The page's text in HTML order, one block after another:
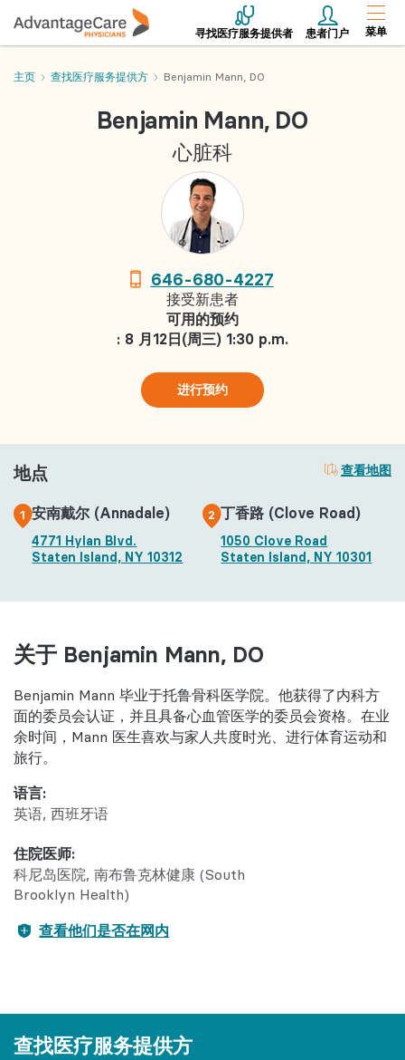
寻找医疗服务提供者 患者门户 菜单
主页 查找医疗服务提供方 Benjamin Mann, DO
Benjamin Mann, DO
心脏科
646-680-4227
接受新患者
可用的预约
: 8 月12日(周三) 1:30 p.m.
进行预约
地点 查看地图
1 安南戴尔 (Annadale)
4771 Hylan Blvd.
Staten Island, NY 10312
2 丁香路 (Clove Road)
1050 Clove Road
Staten Island, NY 10301
语言:
英语 西班牙语
住院医师:
科尼岛医院 南布鲁克林健康 (South
Brooklyn Health)
查看他们是否在网内
关于 Benjamin Mann, DO
Benjamin Mann 毕业于托鲁骨科医学院。他获得了内科方
面的委员会认证，并且具备心血管医学的委员会资格。在业
余时间，Mann 医生喜欢与家人共度时光、进行体育运动和
旅行。
查找医疗服务提供方